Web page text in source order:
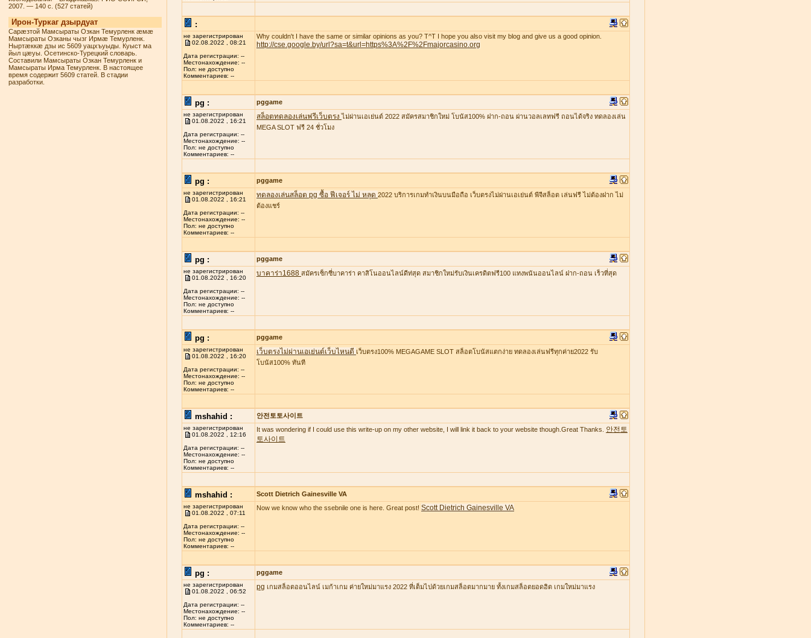
2007. — 140 с. (527 статей)
Ирон-Туркаг дзырдуат
Сарæзтой Мамсыраты Озкан Темурленк æмæ
Мамсыраты Озканы чызг Ирмæ Темурленк.
Ныртæккæ дзы ис 5609 уацхъуыды. Куыст ма
йыл цæуы. Осетинско-Турецкий словарь.
Составили Мамсыраты Озкан Темурленк и
Мамсыраты Ирма Темурленк. В настоящее
время содержит 5609 статей. В стадии
разработки.
:
не зарегистрирован
02.08.2022 , 08:21
Дата регистрации: --
Местонахождение: --
Пол: не доступно
Комментариев: --
Why couldn't I have the same or similar opinions as you? T^T I hope you also visit my blog and give us a good opinion.
http://cse.google.by/url?sa=t&url=https%3A%2F%2Fmajorcasino.org
pg : pggame
не зарегистрирован
01.08.2022 , 16:21
Дата регистрации: --
Местонахождение: --
Пол: не доступно
Комментариев: --
สล็อตทดลองเล่นฟรีเว็บตรงไม่ผ่านเอเย่นต์ 2022 สมัครสมาชิกใหม่ โบนัส100% ฝาก-ถอน ผ่านวอลเลทฟรี ถอนได้จริง ทดลองเล่น
MEGA SLOT ฟรี 24 ชั่วโมง
pg : pggame
не зарегистрирован
01.08.2022 , 16:21
Дата регистрации: --
Местонахождение: --
Пол: не доступно
Комментариев: --
ทดลองเล่นสล็อต pg ซื้อ ฟีเจอร์ ไม่ หลุด 2022 บริการเกมทำเงินบนมือถือ เว็บตรงไม่ผ่านเอเย่นต์ พีจีสล็อต เล่นฟรี ไม่ต้องฝาก ไม่
ต้องแชร์
pg : pggame
не зарегистрирован
01.08.2022 , 16:20
Дата регистрации: --
Местонахождение: --
Пол: не доступно
Комментариев: --
บาคาร่า1688 สมัครเซ็กซี่บาคาร่า คาสิโนออนไลน์ดีท่สุด สมาชิกใหม่รับเงินเครดิตฟรี100 แทงพนันออนไลน์ ฝาก-ถอน เร็วที่สุด
pg : pggame
не зарегистрирован
01.08.2022 , 16:20
Дата регистрации: --
Местонахождение: --
Пол: не доступно
Комментариев: --
เว็บตรงไม่ผ่านเอเย่นต์เว็บไหนดี เว็บตรง100% MEGAGAME SLOT สล็อตโบนัสแตกง่าย ทดลองเล่นฟรีทุกค่าย2022 รับ
โบนัส100% ทันที
mshahid : 안전토토사이트
не зарегистрирован
01.08.2022 , 12:16
Дата регистрации: --
Местонахождение: --
Пол: не доступно
Комментариев: --
It was wondering if I could use this write-up on my other website, I will link it back to your website though.Great Thanks. 안전토
토사이트
mshahid : Scott Dietrich Gainesville VA
не зарегистрирован
01.08.2022 , 07:11
Дата регистрации: --
Местонахождение: --
Пол: не доступно
Комментариев: --
Now we know who the ssebnile one is here. Great post! Scott Dietrich Gainesville VA
pg : pggame
не зарегистрирован
01.08.2022 , 06:52
Дата регистрации: --
Местонахождение: --
Пол: не доступно
Комментариев: --
pg เกมสล็อตออนไลน์ เมก้าเกม ค่ายใหม่มาแรง 2022 ที่เต็มไปด้วยเกมสล็อตมากมาย ทั้งเกมสล็อตยอดฮิต เกมใหม่มาแรง